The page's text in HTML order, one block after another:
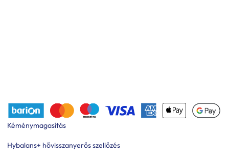
Kéménymagasítás
Hybalans+ hővisszanyerős szellőzés